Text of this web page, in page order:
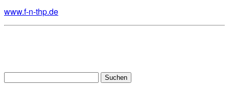
www.f-n-thp.de
Suchen